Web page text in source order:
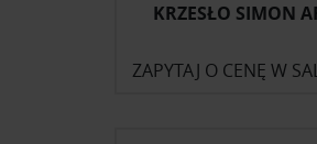
KRZESŁO SIMON
ZAPYTAJ O CENĘ W